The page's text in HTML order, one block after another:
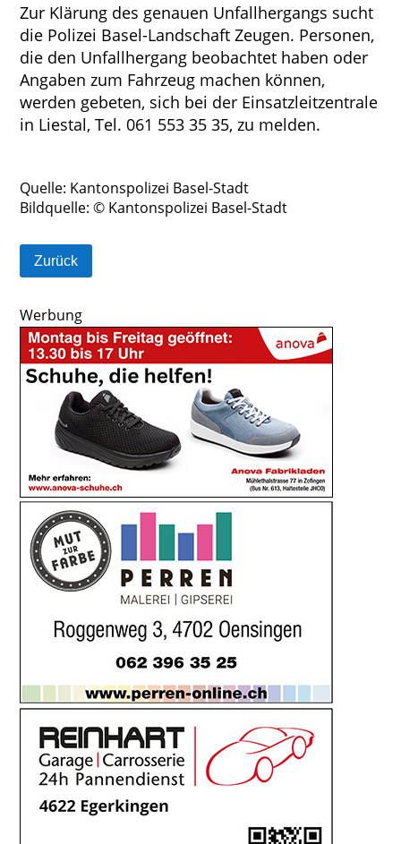
Zur Klärung des genauen Unfallhergangs sucht
die Polizei Basel-Landschaft Zeugen. Personen,
die den Unfallhergang beobachtet haben oder
Angaben zum Fahrzeug machen können,
werden gebeten, sich bei der Einsatzleitzentrale
in Liestal, Tel. 061 553 35 35, zu melden.
Quelle: Kantonspolizei Basel-Stadt
Bildquelle: © Kantonspolizei Basel-Stadt
Zurück
Werbung